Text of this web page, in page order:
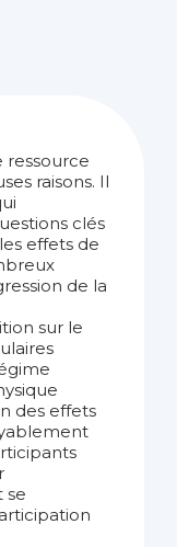
ressource
raisons. Il
clés
effets de
de la
sur le
des effets
se